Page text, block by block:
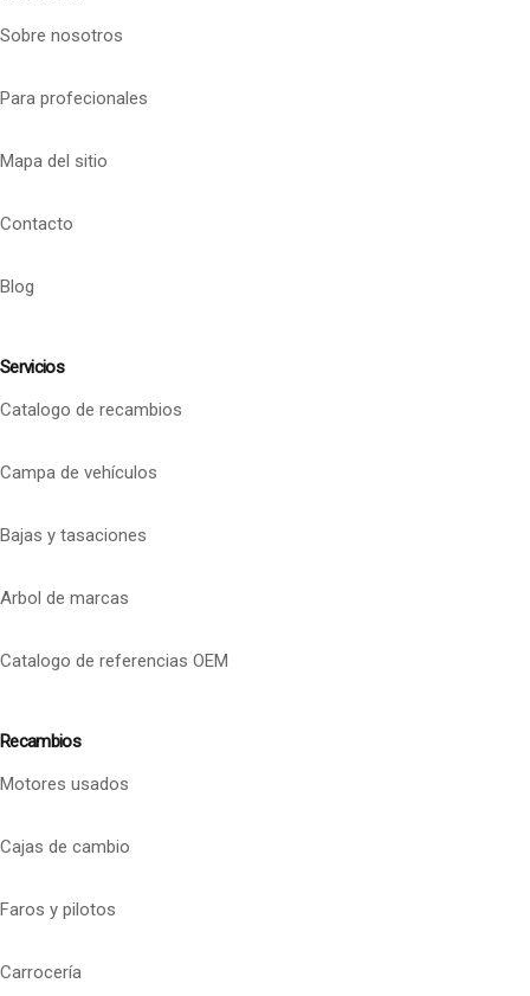
Sobre nosotros
Para profecionales
Mapa del sitio
Contacto
Blog
Servicios
Catalogo de recambios
Campa de vehículos
Bajas y tasaciones
Arbol de marcas
Catalogo de referencias OEM
Recambios
Motores usados
Cajas de cambio
Faros y pilotos
Carrocería